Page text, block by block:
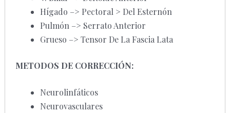
Hígado –> Pectoral > Del Esternón
Pulmón –> Serrato Anterior
Grueso –> Tensor De La Fascia Lata
METODOS DE CORRECCIÓN:
Neurolinfáticos
Neurovasculares